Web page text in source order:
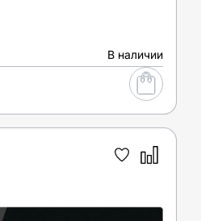
В наличии